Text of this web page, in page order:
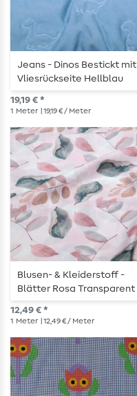
Jeans - Dinos Bestickt mit
Vliesrückseite Hellblau
19,19 € *
1 Meter | 19,19 € / Meter
Blusen- & Kleiderstoff -
Blätter Rosa Transparent
12,49 € *
1 Meter | 12,49 € / Meter